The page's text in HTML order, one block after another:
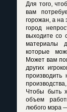
Для того,
вам
горожан, а на
город
выходите со
материалы
которые
Может вам
других
Чтобы быть
объем
любого мэра